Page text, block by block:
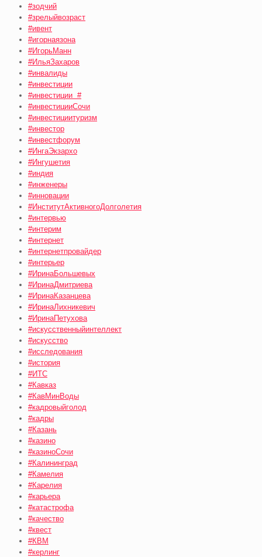
#зодчий
#зрелыйвозраст
#ивент
#игорнаязона
#ИгорьМанн
#ИльяЗахаров
#инвалиды
#инвестиции
#инвестиции #
#инвестицииСочи
#инвестициитуризм
#инвестор
#инвестфорум
#ИнгаЭкзархо
#Ингушетия
#индия
#инженеры
#инновации
#ИнститутАктивногоДолголетия
#интервью
#интерим
#интернет
#интернетпровайдер
#интерьер
#ИринаБольшевых
#ИринаДмитриева
#ИринаКазанцева
#ИринаЛихникевич
#ИринаПетухова
#искусственныйинтеллект
#искусство
#исследования
#история
#ИТС
#Кавказ
#КавМинВоды
#кадровыйголод
#кадры
#Казань
#казино
#казиноСочи
#Калининград
#Камелия
#Карелия
#карьера
#катастрофа
#качество
#квест
#КВМ
#керлинг